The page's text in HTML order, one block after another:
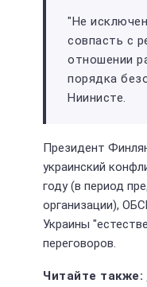
"Не
совпасть с
отношении
порядка
Ниинисте.
Президент
украинский
году (в период
организации),
Украины
переговоров.